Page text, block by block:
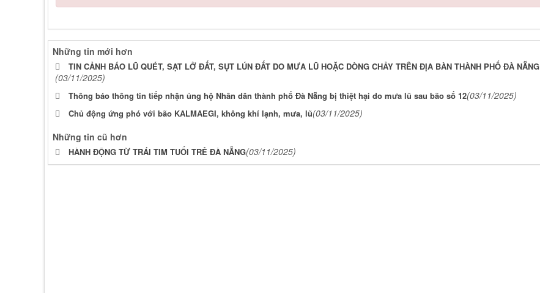
Những tin mới hơn
TIN CẢNH BÁO LŨ QUÉT, SẠT LỞ ĐẤT, SỤT LÚN ĐẤT DO MƯA LŨ HOẶC DÒNG CHẢY TRÊN ĐỊA BÀN THÀNH PHỐ ĐÀ NẴNG
(03/11/2025)
Thông báo thông tin tiếp nhận ủng hộ Nhân dân thành phố Đà Nẵng bị thiệt hại do mưa lũ sau bão số 12(03/11/2025)
Chủ động ứng phó với bão KALMAEGI, không khí lạnh, mưa, lũ(03/11/2025)
Những tin cũ hơn
HÀNH ĐỘNG TỪ TRÁI TIM TUỔI TRẺ ĐÀ NẴNG(03/11/2025)